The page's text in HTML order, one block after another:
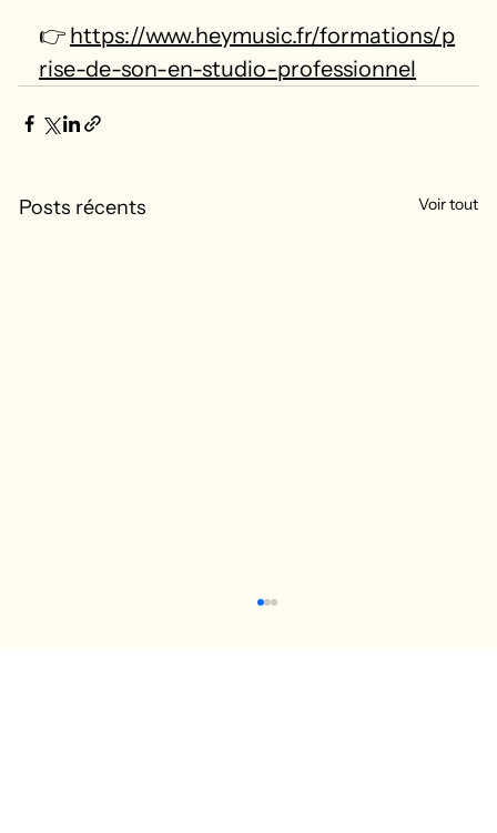
👉 https://www.heymusic.fr/formations/p
rise-de-son-en-studio-professionnel
Posts récents Voir tout